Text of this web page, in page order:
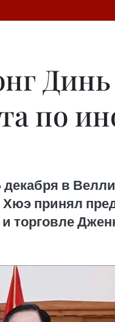
по
в
принял
торговле